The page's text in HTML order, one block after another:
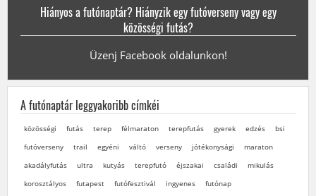
Hiányos a futónaptár? Hiányzik egy futóverseny vagy egy
közösségi futás?
Üzenj Facebook oldalunkon!
A futónaptár leggyakoribb címkéi
közösségi futás terep félmaraton terepfutás gyerek edzés
bsi
futóverseny
trail egyéni váltó verseny jótékonysági
maraton
akadályfutás
ultra kutyás terepfutó éjszakai családi
mikulás
korosztályos
futapest futófesztivál ingyenes
futónap